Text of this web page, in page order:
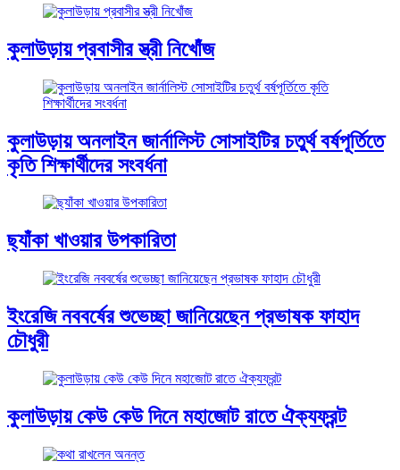
কুলাউড়ায় প্রবাসীর স্ত্রী নিখোঁজ
কুলাউড়ায় অনলাইন জার্নালিস্ট সোসাইটির চতুর্থ বর্ষপূর্তিতে
কৃতি শিক্ষার্থীদের সংবর্ধনা
ছ্যাঁকা খাওয়ার উপকারিতা
ইংরেজি নববর্ষের শুভেচ্ছা জানিয়েছেন প্রভাষক ফাহাদ
চৌধুরী
কুলাউড়ায় কেউ কেউ দিনে মহাজোট রাতে ঐক্যফ্রন্ট